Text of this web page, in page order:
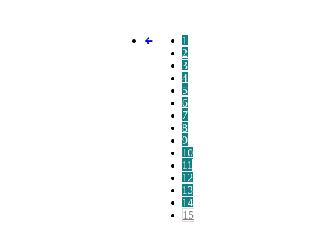
1
2
3
4
5
6
7
8
9
10
11
12
13
14
15